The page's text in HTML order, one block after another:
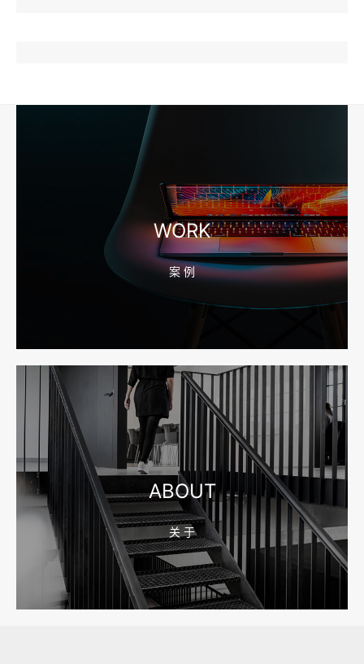
宁波高端网站建设公司推荐，移动端验收别放到最后
宁波网站建设报价怎么看？合同、源码和后台要先写清
2026-08-04 17:55:09
宁波制造业网站建设公司怎么选？先看产品询盘字段
2026-08-02 17:58:44
工厂短视频拍摄后，怎样放进官网帮助客户判断实力
WORK
案 例
ABOUT
关 于